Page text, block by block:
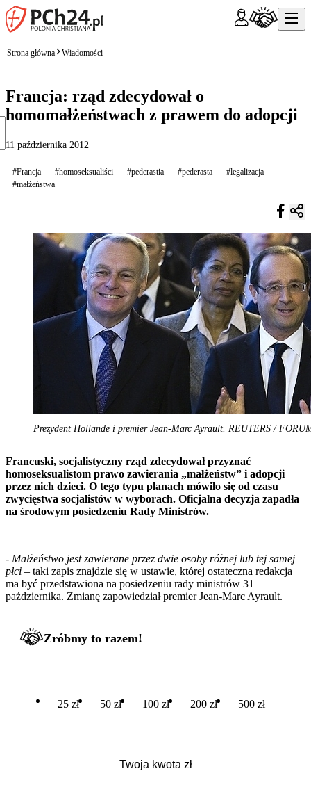
Strona główna Wiadomości
Francja: rząd zdecydował o
homomałżeństwach z prawem do adopcji
11 października 2012
#Francja #homoseksualiści #pederastia #pederasta
#legalizacja
#małżeństwa
Prezydent Hollande i premier Jean-Marc Ayrault. REUTERS /
Francuski, socjalistyczny rząd zdecydował przyznać
homoseksualistom prawo zawierania „małżeństw” i adopcji
przez nich dzieci. O tego typu planach mówiło się od czasu
zwycięstwa socjalistów w wyborach. Oficjalna decyzja zapadła
na środowym posiedzeniu Rady Ministrów.
- Małżeństwo jest zawierane przez dwie osoby różnej lub tej samej
płci – taki zapis znajdzie się w ustawie, której ostateczna redakcja
ma być przedstawiona na posiedzeniu rady ministrów 31
października. Zmianę zapowiedział premier Jean-Marc Ayrault.
Zróbmy to razem!
25 zł 50 zł 100 zł 200 zł 500 zł